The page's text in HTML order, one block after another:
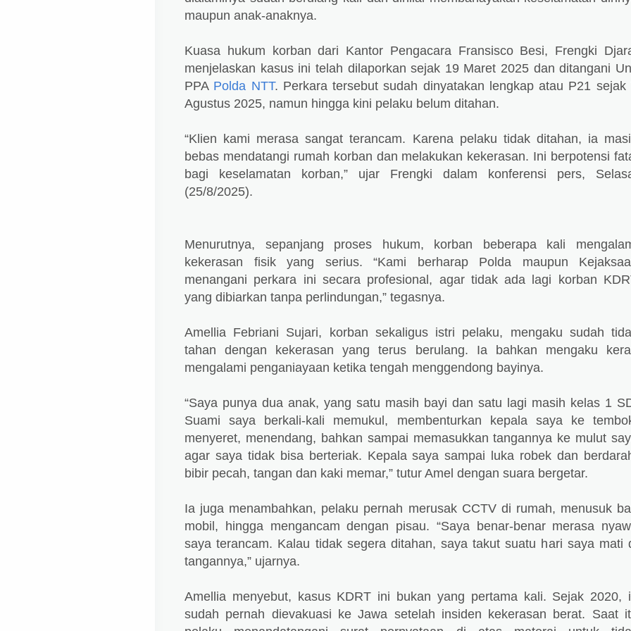
maupun anak-anaknya.
Kuasa hukum korban dari Kantor Pengacara Fransisco Besi, Frengki
menjelaskan kasus ini telah dilaporkan sejak 19 Maret 2025 dan ditangani
PPA Polda NTT. Perkara tersebut sudah dinyatakan lengkap atau P21 sejak
Agustus 2025, namun hingga kini pelaku belum ditahan.
“Klien kami merasa sangat terancam. Karena pelaku tidak ditahan, ia
bebas mendatangi rumah korban dan melakukan kekerasan. Ini berpotensi
bagi keselamatan korban,” ujar Frengki dalam konferensi pers,
(25/8/2025).
Menurutnya, sepanjang proses hukum, korban beberapa kali
kekerasan fisik yang serius. “Kami berharap Polda maupun
menangani perkara ini secara profesional, agar tidak ada lagi korban
yang dibiarkan tanpa perlindungan,” tegasnya.
Amellia Febriani Sujari, korban sekaligus istri pelaku, mengaku sudah
tahan dengan kekerasan yang terus berulang. Ia bahkan mengaku
mengalami penganiayaan ketika tengah menggendong bayinya.
“Saya punya dua anak, yang satu masih bayi dan satu lagi masih kelas 1
Suami saya berkali-kali memukul, membenturkan kepala saya ke
menyeret, menendang, bahkan sampai memasukkan tangannya ke mulut
agar saya tidak bisa berteriak. Kepala saya sampai luka robek dan
bibir pecah, tangan dan kaki memar,” tutur Amel dengan suara bergetar.
Ia juga menambahkan, pelaku pernah merusak CCTV di rumah, menusuk
mobil, hingga mengancam dengan pisau. “Saya benar-benar merasa
saya terancam. Kalau tidak segera ditahan, saya takut suatu hari saya mati
tangannya,” ujarnya.
Amellia menyebut, kasus KDRT ini bukan yang pertama kali. Sejak 2020,
sudah pernah dievakuasi ke Jawa setelah insiden kekerasan berat. Saat